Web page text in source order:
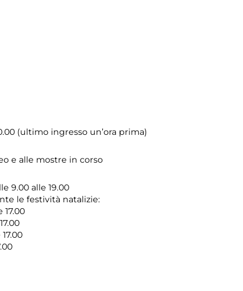
(ultimo ingresso un’ora prima)
e alle mostre in corso
9.00 alle 19.00
le festività natalizie: